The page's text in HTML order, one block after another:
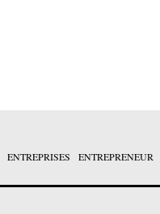
ENTREPRISES ENTREPRENEUR